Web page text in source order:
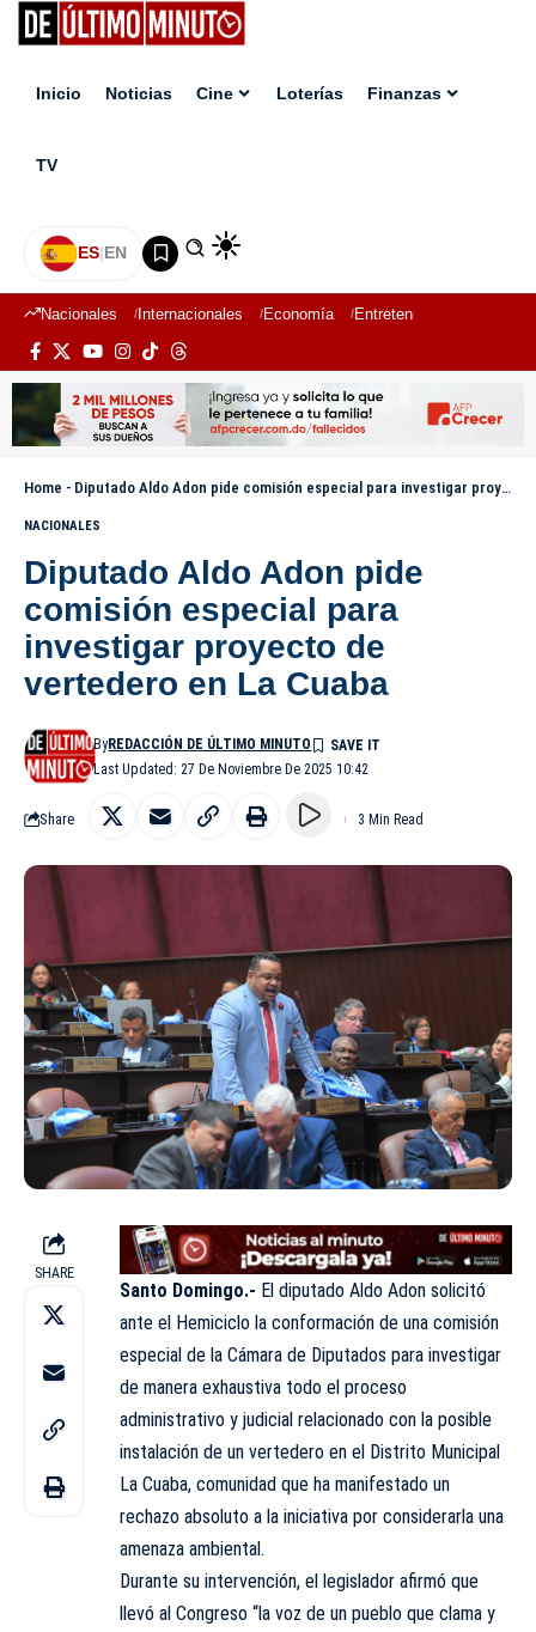
Inicio Noticias Cine Loterías Finanzas
TV
ES|EN
Nacionales Internacionales Economía Entretenimiento
Home - Diputado Aldo Adon pide comisión especial para investigar proyecto de vertedero en La Cuaba
NACIONALES
Diputado Aldo Adon pide
comisión especial para
investigar proyecto de
vertedero en La Cuaba
Last Updated: 27 De Noviembre De 2025 10:42
ByREDACCIÓN DE ÚLTIMO MINUTO
Share 3 Min Read
SHARE
Santo Domingo.- El diputado Aldo Adon solicitó
ante el Hemiciclo la conformación de una comisión
especial de la Cámara de Diputados para investigar
de manera exhaustiva todo el proceso
administrativo y judicial relacionado con la posible
instalación de un vertedero en el Distrito Municipal
La Cuaba, comunidad que ha manifestado un
rechazo absoluto a la iniciativa por considerarla una
amenaza ambiental.
Durante su intervención, el legislador afirmó que
llevó al Congreso “la voz de un pueblo que clama y